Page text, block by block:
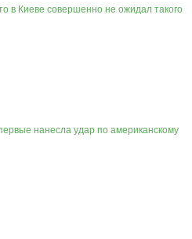
в Киеве совершенно не ожидал такого
нанесла удар по американскому